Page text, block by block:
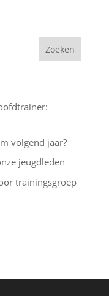
volgend jaar?
jeugdleden
trainingsgroep